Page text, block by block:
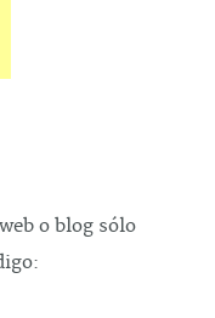
o blog sólo